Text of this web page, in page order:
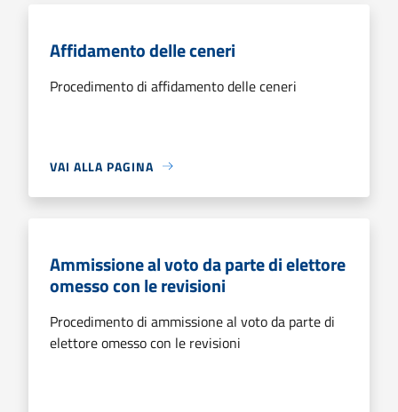
Affidamento delle ceneri
Procedimento di affidamento delle ceneri
VAI ALLA PAGINA
Ammissione al voto da parte di elettore
omesso con le revisioni
Procedimento di ammissione al voto da parte di
elettore omesso con le revisioni